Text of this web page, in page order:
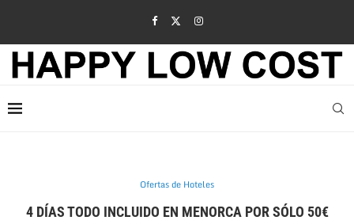
Ofertas de Hoteles
4 DÍAS TODO INCLUIDO EN MENORCA POR SÓLO 50€